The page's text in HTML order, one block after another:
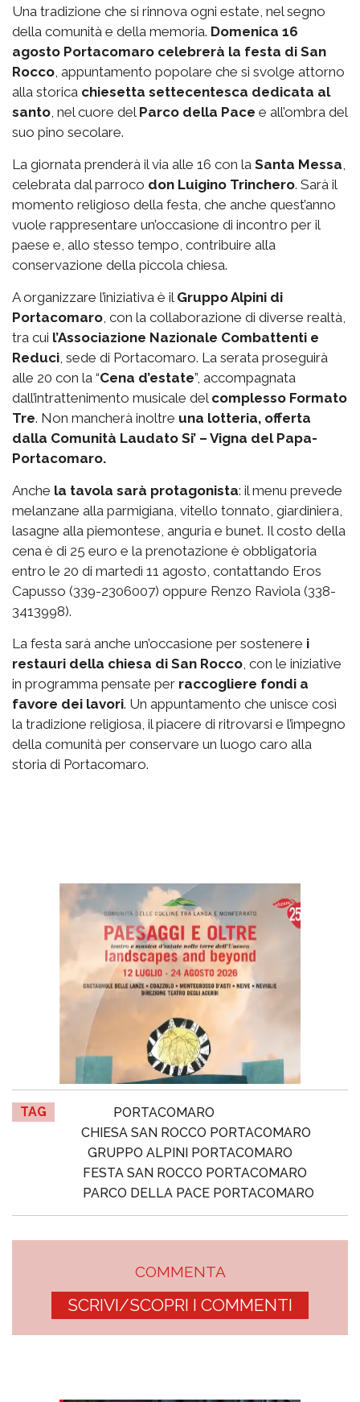
Una tradizione che si rinnova ogni estate, nel segno
della comunità e della memoria. Domenica 16
agosto Portacomaro celebrerà la festa di San
Rocco, appuntamento popolare che si svolge attorno
alla storica chiesetta settecentesca dedicata al
santo, nel cuore del Parco della Pace e all’ombra del
suo pino secolare.
La giornata prenderà il via alle 16 con la Santa Messa,
celebrata dal parroco don Luigino Trinchero. Sarà il
momento religioso della festa, che anche quest’anno
vuole rappresentare un’occasione di incontro per il
paese e, allo stesso tempo, contribuire alla
conservazione della piccola chiesa.
A organizzare l’iniziativa è il Gruppo Alpini di
Portacomaro, con la collaborazione di diverse realtà,
tra cui l’Associazione Nazionale Combattenti e
Reduci, sede di Portacomaro. La serata proseguirà
alle 20 con la “Cena d’estate”, accompagnata
dall’intrattenimento musicale del complesso Formato
Tre. Non mancherà inoltre una lotteria, offerta
dalla Comunità Laudato Si’ – Vigna del Papa-
Portacomaro.
Anche la tavola sarà protagonista: il menu prevede
melanzane alla parmigiana, vitello tonnato, giardiniera,
lasagne alla piemontese, anguria e bunet. Il costo della
cena è di 25 euro e la prenotazione è obbligatoria
entro le 20 di martedì 11 agosto, contattando Eros
Capusso (339-2306007) oppure Renzo Raviola (338-
3413998).
La festa sarà anche un’occasione per sostenere i
restauri della chiesa di San Rocco, con le iniziative
in programma pensate per raccogliere fondi a
favore dei lavori. Un appuntamento che unisce così
la tradizione religiosa, il piacere di ritrovarsi e l’impegno
della comunità per conservare un luogo caro alla
storia di Portacomaro.
TAG
PORTACOMARO
CHIESA SAN ROCCO PORTACOMARO
GRUPPO ALPINI PORTACOMARO
FESTA SAN ROCCO PORTACOMARO
PARCO DELLA PACE PORTACOMARO
COMMENTA
SCRIVI/SCOPRI I COMMENTI